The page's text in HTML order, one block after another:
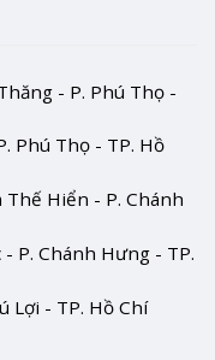
- P. Phú Thọ -
Phú Thọ - TP. Hồ
Hiển - P. Chánh
P. Chánh Hưng - TP.
Lợi - TP. Hồ Chí